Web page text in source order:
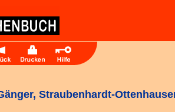
Straubenhardt-